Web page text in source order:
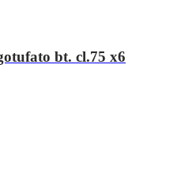
bt. cl.75 x6